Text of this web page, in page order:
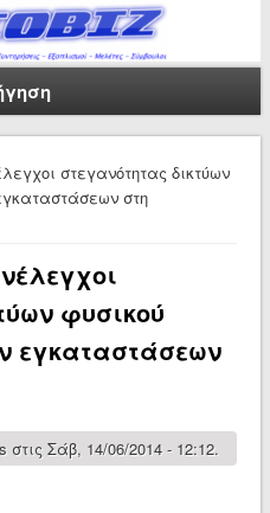
στεγανότητας δικτύων
στη
φυσικού
εγκαταστάσεων
στις Σάβ, 14/06/2014 - 12:12.